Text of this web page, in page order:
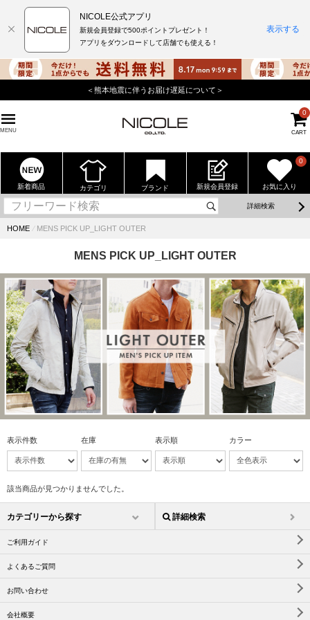
＜熊本地震に伴うお届け遅延について＞
MENU CART
0
新着商品 カテゴリ ブランド 新規会員登録 お気に入り
0
詳細検索
HOME ⁄ MENS PICK UP_LIGHT OUTER
MENS PICK UP_LIGHT OUTER
表示件数 在庫 表示順 カラー
該当商品が見つかりませんでした。
カテゴリーから探す 詳細検索
ご利用ガイド
よくあるご質問
お問い合わせ
会社概要
NICOLE公式アプリ
新規会員登録で500ポイントプレゼント！
アプリをダウンロードして店舗でも使える！
表示する